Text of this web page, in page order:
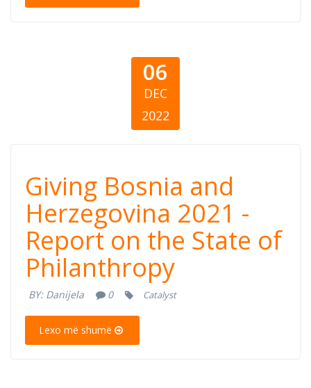
06
DEC
2022
Giving Bosnia
and
Herzegovina
2021 - Report on
the State of
Philanthropy
Giving Bosnia and
Herzegovina 2021 -
Report on the State of
Philanthropy
BY: Danijela 0 Catalyst
Lexo më shumë